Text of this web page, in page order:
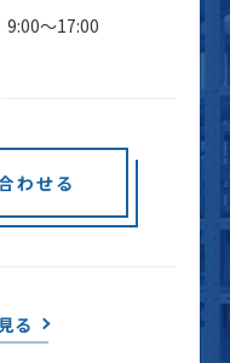
～17:00
わせる
る